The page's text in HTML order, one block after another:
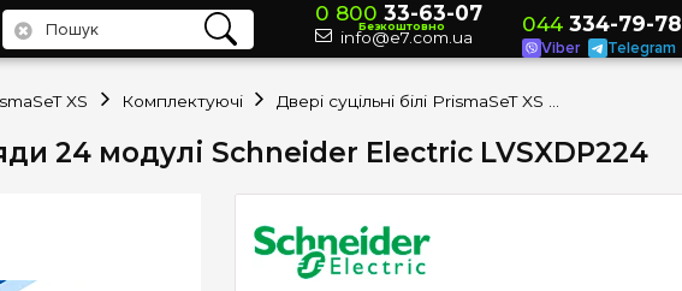
24 модулі Schneider Electric LVSXDP224
0 800 33-63-07
Безкоштовно
info@e7.com.ua
044 334-79-78
Viber Telegram
XS Комплектуючі